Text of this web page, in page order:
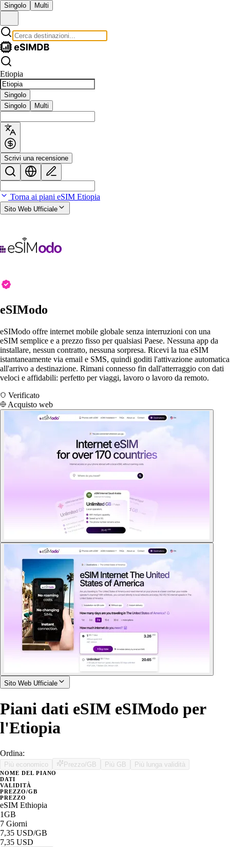
Singolo Multi
Etiopia
Singolo
Singolo
Multi
Scrivi una recensione
Torna ai piani eSIM Etiopia
Sito Web Ufficiale
eSIModo
eSIModo offre internet mobile globale senza interruzioni con una
eSIM semplice e a prezzo fisso per qualsiasi Paese. Nessuna app da
installare, nessun contratto, nessuna sorpresa. Ricevi la tua eSIM
istantaneamente via email e SMS, quindi goditi l'attivazione automatica
all'arrivo a destinazione. Rimani connesso fin dall'atterraggio con dati
veloci e affidabili: perfetto per viaggi, lavoro o lavoro da remoto.
Verificato
Acquisto web
Sito Web Ufficiale
Piani dati eSIM eSIModo per
l'Etiopia
Ordina:
Più economico Prezzo/GB Più GB Più lunga validità
NOME DEL PIANO
DATI
VALIDITÀ
PREZZO/GB
PREZZO
eSIM Ethiopia
1GB
7 Giorni
7,35 USD/GB
7,35 USD